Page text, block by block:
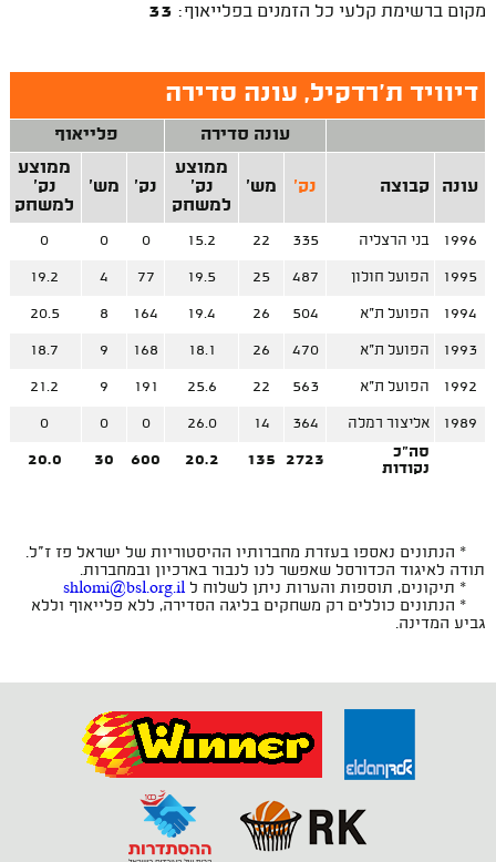
מקום ברשימת קלעי כל הזמנים בפלייאוף: 33
דיוויד ת'רדקיל, עונה סדירה
עונה סדירה פלייאוף
עונה קבוצה נק' מש'
ממוצע
נק'
למשחק
נק' מש'
ממוצע
נק'
למשחק
1996 בני הרצליה 335
22
15.2
0
0
0
1995 הפועל חולון 487
25
19.5
77
4
19.2
1994 הפועל ת"א 504
26
19.4
164
8
20.5
1993 הפועל ת"א 470
26
18.1
168
9
18.7
1992 הפועל ת"א 563
22
25.6
191
9
21.2
1989 אליצור רמלה 364
14
26.0
0
0
0
סה"כ
נקודות
2723
135
20.2
600
30
20.0
* הנתונים נאספו בעזרת מחברותיו ההיסטוריות של ישראל פז ז"ל.
תודה לאיגוד הכדורסל שאפשר לנו לנבור בארכיון ובמחברות.
* תיקונים, תוספות והערות ניתן לשלוח ל shlomi@bsl.org.il
* הנתונים כוללים רק משחקים בליגה הסדירה, ללא פלייאוף וללא
גביע המדינה.